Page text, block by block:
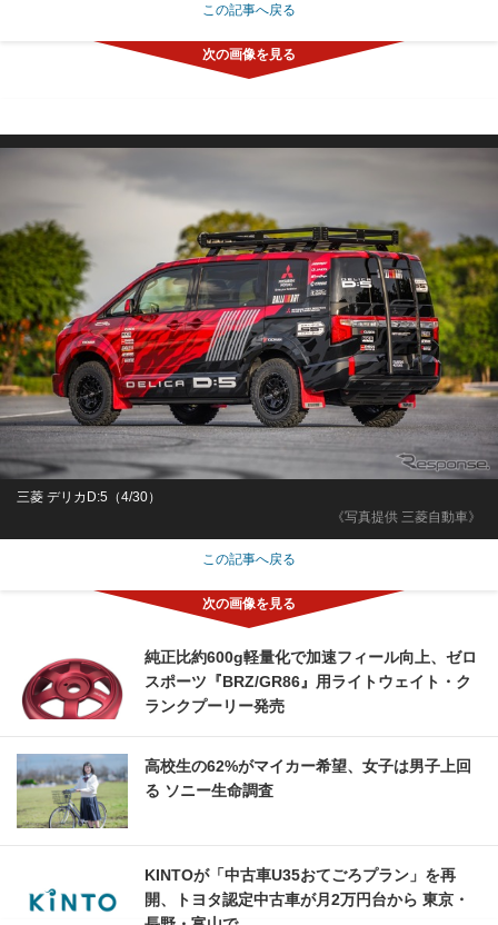
この記事へ戻る
《写真提供 三菱自動車》
三菱 デリカD:5（4/30）
この記事へ戻る
純正比約600g軽量化で加速フィール向上、ゼロ
スポーツ『BRZ/GR86』用ライトウェイト・ク
ランクプーリー発売
高校生の62%がマイカー希望、女子は男子上回
る ソニー生命調査
KINTOが「中古車U35おてごろプラン」を再
開、トヨタ認定中古車が月2万円台から 東京・